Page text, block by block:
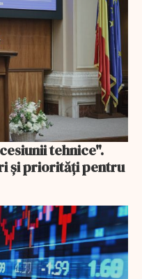
tehnice".
și priorități pentru